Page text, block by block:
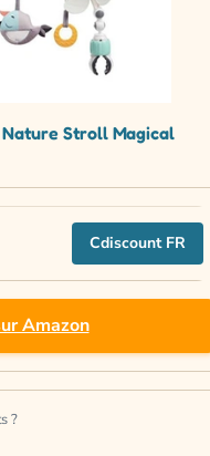
Stroll Magical
Cdiscount FR
Amazon
?